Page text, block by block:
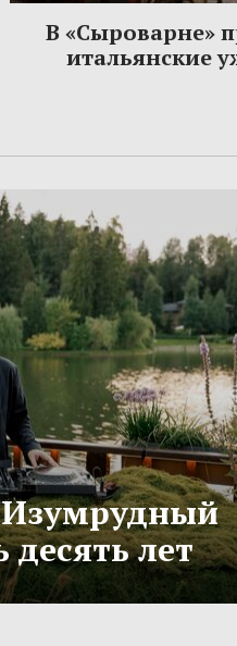
В «Сыроварне»
итальянские
Изумрудный
десять лет